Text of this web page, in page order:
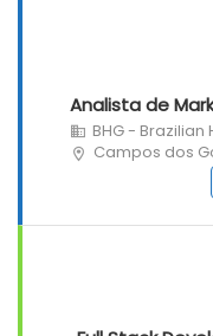
Analista de
BHG -
Campos dos